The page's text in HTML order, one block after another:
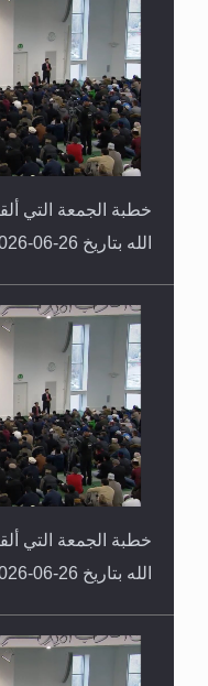
خطبة الجمعة التي
الله بتاريخ 26-06-2026
خطبة الجمعة التي
الله بتاريخ 26-06-2026